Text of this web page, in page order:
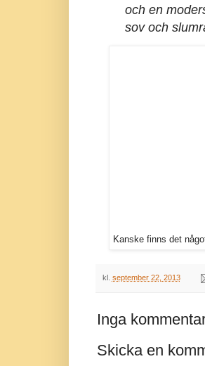
och en
sov och
Kanske finns det
kl. september 22, 2013
Inga
Skicka en